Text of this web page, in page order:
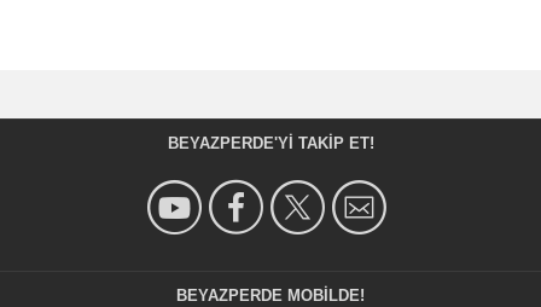
BEYAZPERDE'YI TAKIP ET!
BEYAZPERDE MOBILDE!